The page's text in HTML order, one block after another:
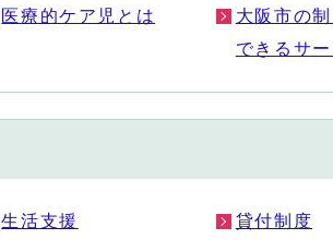
医療的ケア児とは
大阪市の
できるサー
生活支援 貸付制度